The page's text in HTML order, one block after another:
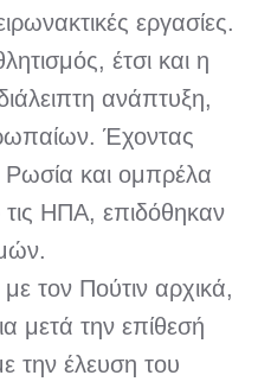
εργασίες.
έτσι και η
ανάπτυξη,
Έχοντας
Ρωσία και ομπρέλα
ΗΠΑ, επιδόθηκαν
τον Πούτιν αρχικά,
μετά την επίθεσή
την έλευση του